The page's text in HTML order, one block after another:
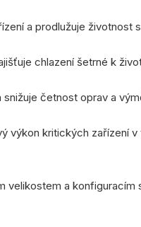
a prodlužuje životnost
chlazení šetrné k
četnost oprav a
výkon kritických zařízení
velikostem a konfiguracím